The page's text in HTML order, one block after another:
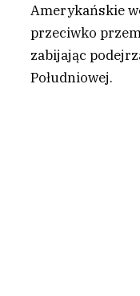
Amerykańskie
przeciwko
zabijając
Południowej.